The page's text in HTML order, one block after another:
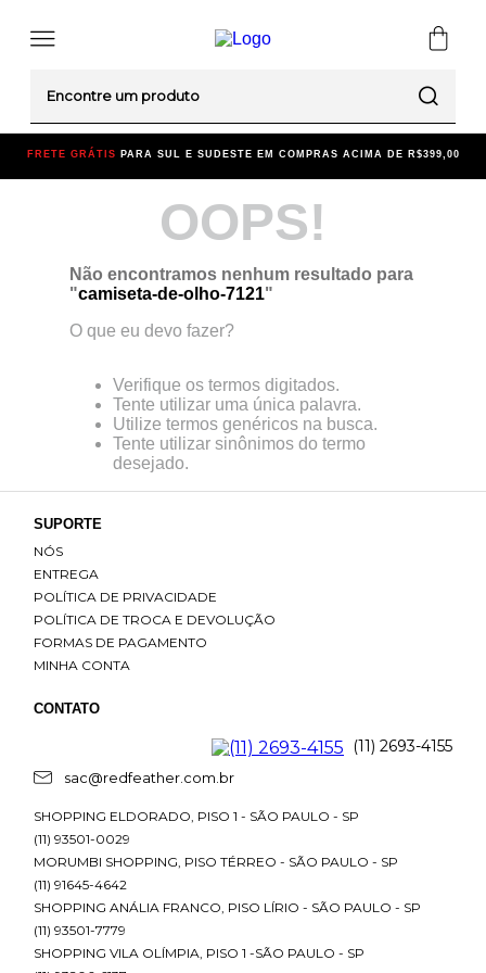
FRETE GRÁTIS PARA SUL E SUDESTE EM COMPRAS ACIMA DE R$399,00
OOPS!
Não encontramos nenhum resultado para
"camiseta-de-olho-7121"
O que eu devo fazer?
Verifique os termos digitados.
Tente utilizar uma única palavra.
Utilize termos genéricos na busca.
Tente utilizar sinônimos do termo
desejado.
SUPORTE
NÓS
ENTREGA
POLÍTICA DE PRIVACIDADE
POLÍTICA DE TROCA E DEVOLUÇÃO
FORMAS DE PAGAMENTO
MINHA CONTA
CONTATO
(11) 2693-4155
sac@redfeather.com.br
SHOPPING ELDORADO, PISO 1 - SÃO PAULO - SP
(11) 93501-0029
MORUMBI SHOPPING, PISO TÉRREO - SÃO PAULO - SP
(11) 91645-4642
SHOPPING ANÁLIA FRANCO, PISO LÍRIO - SÃO PAULO - SP
(11) 93501-7779
SHOPPING VILA OLÍMPIA, PISO 1 -SÃO PAULO - SP